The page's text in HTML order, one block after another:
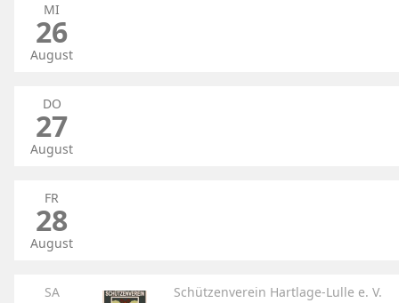
MI
26
August
DO
27
August
FR
28
August
SA Schützenverein Hartlage-Lulle e. V.